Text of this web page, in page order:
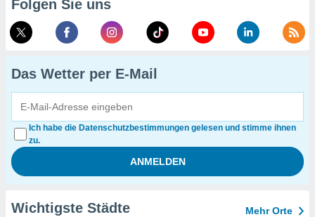
Folgen Sie uns
Das Wetter per E-Mail
Ich habe die Datenschutzbestimmungen gelesen und stimme ihnen
zu.
Wichtigste Städte Mehr Orte